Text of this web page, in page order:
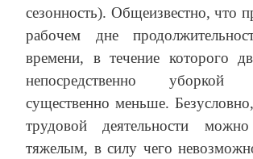
сезонность). Общеизвестно, что
рабочем дне
времени, в течение которого
непосредственно уборкой
существенно меньше.
трудовой деятельности
тяжелым, в силу чего